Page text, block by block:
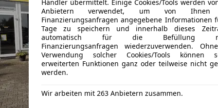
Händler übermittelt. Einige Cookies/Tools werden
Anbietern verwendet, um von
Finanzierungsanfragen angegebene Informationen
Tage zu speichern und innerhalb dieses
automatisch für die Befüllung
Finanzierungsanfragen wiederzuverwenden.
Verwendung solcher Cookies/Tools können
erweiterten Funktionen ganz oder teilweise nicht
werden.
Wir arbeiten mit 263 Anbietern zusammen.